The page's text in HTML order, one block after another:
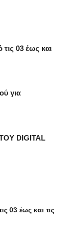
03 έως και
για
DIGITAL
03 έως και τις